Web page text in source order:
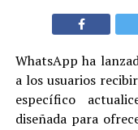
WhatsApp ha
a los usuarios
específico
diseñada para